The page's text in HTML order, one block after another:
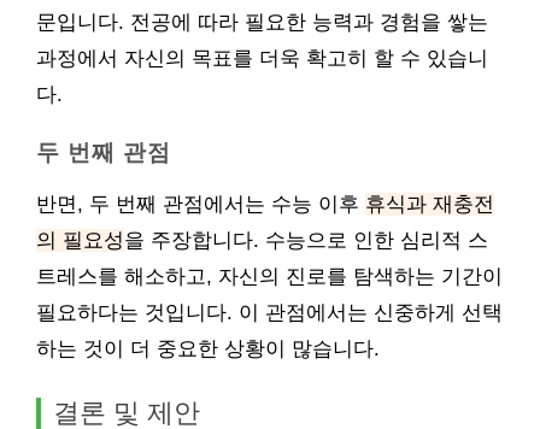
문입니다. 전공에 따라 필요한 능력과 경험을 쌓는
과정에서 자신의 목표를 더욱 확고히 할 수 있습니
다.
두 번째 관점
반면, 두 번째 관점에서는 수능 이후 휴식과 재충전
의 필요성을 주장합니다. 수능으로 인한 심리적 스
트레스를 해소하고, 자신의 진로를 탐색하는 기간이
필요하다는 것입니다. 이 관점에서는 신중하게 선택
하는 것이 더 중요한 상황이 많습니다.
결론 및 제안